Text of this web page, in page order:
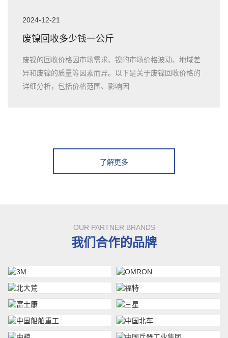
2024-12-21
废镍回收多少钱一公斤
废镍的回收价格因市场需求、镍的市场价格波动、地域差
异和废镍的质量等因素而异。以下是关于废镍回收价格的
详细分析，包括价格范围、影响因
了解更多
OUR PARTNER BRANDS
我们合作的品牌